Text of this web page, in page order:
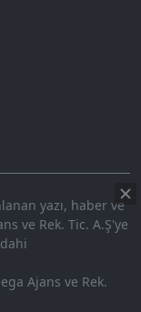
yazı, haber ve
ve Rek. Tic. A.Ş'ye
Ajans ve Rek.